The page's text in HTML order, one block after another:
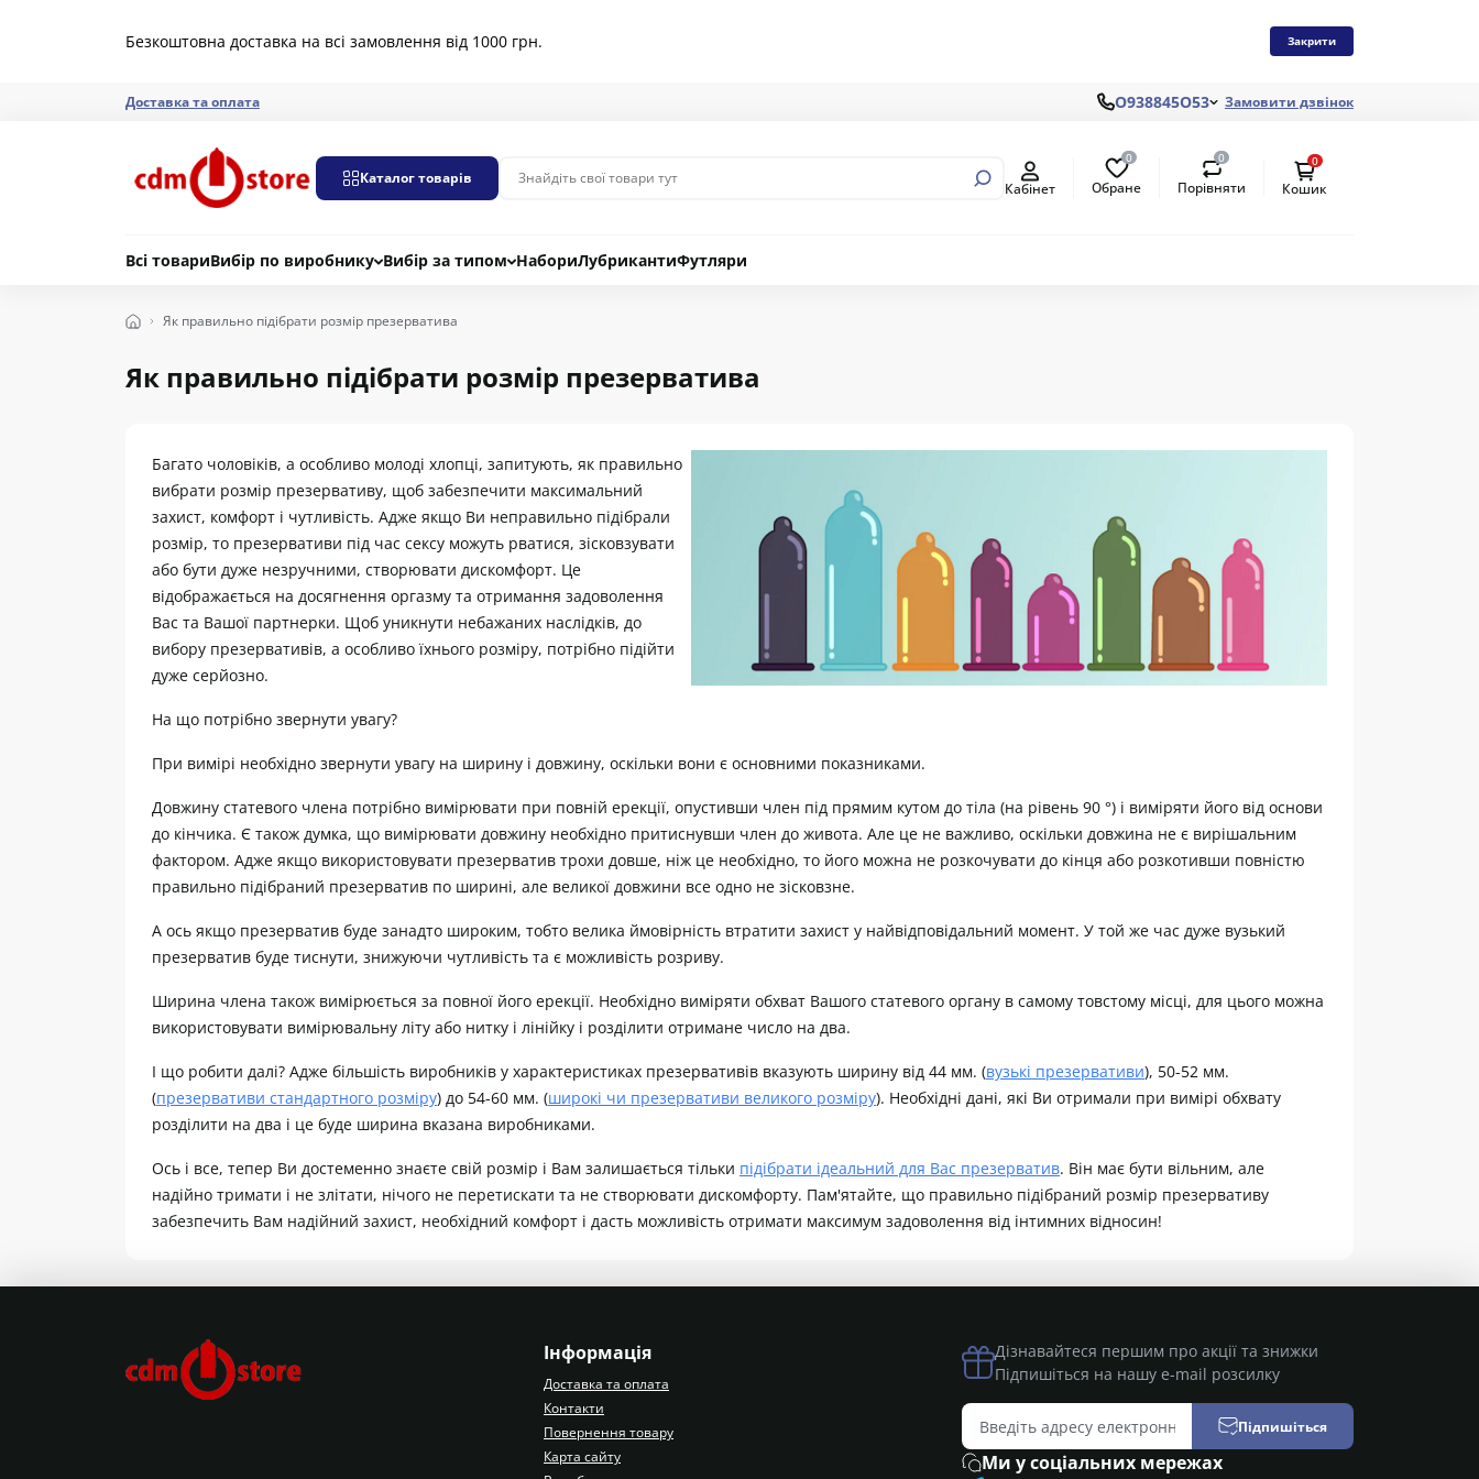
Безкоштовна доставка на всі замовлення від 1000 грн. Закрити
Доставка та оплата О938845О53 Замовити дзвінок
Каталог товарів
Кабінет
0
Обране
0
Порівняти
0
Кошик
Всі товариВибір по виробнику Вибір за типом НабориЛубрикантиФутляри
Як правильно підібрати розмір презерватива
Як правильно підібрати розмір презерватива
Багато чоловіків, а особливо молоді хлопці, запитують, як правильно
вибрати розмір презервативу, щоб забезпечити максимальний
захист, комфорт і чутливість. Адже якщо Ви неправильно підібрали
розмір, то презервативи під час сексу можуть рватися, зісковзувати
або бути дуже незручними, створювати дискомфорт. Це
відображається на досягнення оргазму та отримання задоволення
Вас та Вашої партнерки. Щоб уникнути небажаних наслідків, до
вибору презервативів, а особливо їхнього розміру, потрібно підійти
дуже серйозно.
На що потрібно звернути увагу?
При вимірі необхідно звернути увагу на ширину і довжину, оскільки вони є основними показниками.
Довжину статевого члена потрібно вимірювати при повній ерекції, опустивши член під прямим кутом до тіла (на рівень 90 °) і виміряти його від основи
до кінчика. Є також думка, що вимірювати довжину необхідно притиснувши член до живота. Але це не важливо, оскільки довжина не є вирішальним
фактором. Адже якщо використовувати презерватив трохи довше, ніж це необхідно, то його можна не розкочувати до кінця або розкотивши повністю
правильно підібраний презерватив по ширині, але великої довжини все одно не зісковзне.
А ось якщо презерватив буде занадто широким, тобто велика ймовірність втратити захист у найвідповідальний момент. У той же час дуже вузький
презерватив буде тиснути, знижуючи чутливість та є можливість розриву.
Ширина члена також вимірюється за повної його ерекції. Необхідно виміряти обхват Вашого статевого органу в самому товстому місці, для цього можна
використовувати вимірювальну літу або нитку і лінійку і розділити отримане число на два.
І що робити далі? Адже більшість виробників у характеристиках презервативів вказують ширину від 44 мм. (вузькі презервативи), 50-52 мм.
(презервативи стандартного розміру) до 54-60 мм. (широкі чи презервативи великого розміру). Необхідні дані, які Ви отримали при вимірі обхвату
розділити на два і це буде ширина вказана виробниками.
Ось і все, тепер Ви достеменно знаєте свій розмір і Вам залишається тільки підібрати ідеальний для Вас презерватив. Він має бути вільним, але
надійно тримати і не злітати, нічого не перетискати та не створювати дискомфорту. Пам'ятайте, що правильно підібраний розмір презервативу
забезпечить Вам надійний захист, необхідний комфорт і дасть можливість отримати максимум задоволення від інтимних відносин!
Інформація
Доставка та оплата
Контакти
Повернення товару
Карта сайту
Ми у соціальних мережах
Дізнавайтеся першим про акції та знижки
Підпишіться на нашу e-mail розсилку
Підпишіться